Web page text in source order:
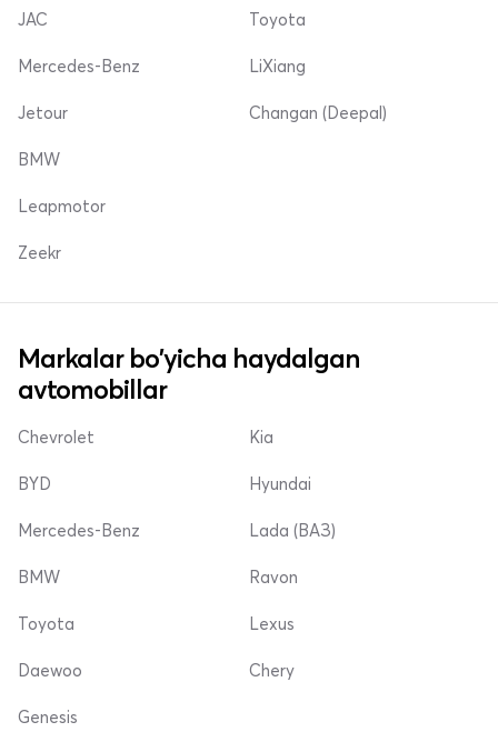
JAC
Mercedes-Benz
Jetour
Toyota
LiXiang
Changan (Deepal)
BMW
Leapmotor
Zeekr
Markalar bo'yicha haydalgan
avtomobillar
Chevrolet
BYD
Mercedes-Benz
Kia
Hyundai
Lada (ВАЗ)
BMW
Toyota
Daewoo
Ravon
Lexus
Chery
Genesis